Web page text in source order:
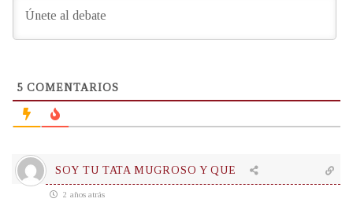
5 COMENTARIOS
SOY TU TATA MUGROSO Y QUE
2 años atrás